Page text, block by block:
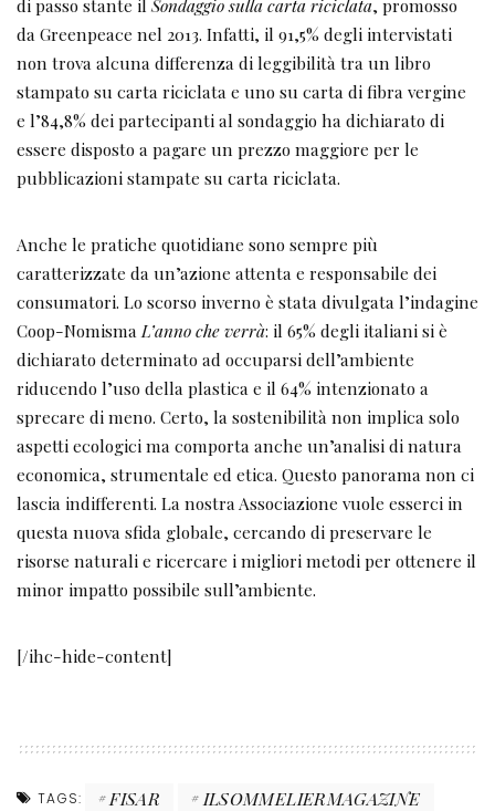
di passo stante ilSondaggiosulla carta riciclata, promosso
da Greenpeace nel 2013. Infatti, il 91,5% degli intervistati
non trova alcuna differenza di leggibilità tra un libro
stampato su carta riciclata e uno su carta di fibra vergine
e l’84,8% dei partecipanti al sondaggio ha dichiarato di
essere disposto a pagare un prezzo maggiore per le
pubblicazioni stampate su carta riciclata.
Anche le pratiche quotidiane sono sempre più
caratterizzate da un’azione attenta e responsabile dei
consumatori. Lo scorso inverno è stata divulgata l’indagine
Coop-NomismaL’anno che verrà: il 65% degli italiani si è
dichiarato determinato ad occuparsi dell’ambiente
riducendo l’uso della plastica e il 64% intenzionato a
sprecare di meno. Certo, la sostenibilità non implica solo
aspetti ecologici ma comporta anche un’analisi di natura
economica, strumentale ed etica. Questo panorama non ci
lascia indifferenti. La nostra Associazione vuole esserci in
questa nuova sfida globale, cercando di preservare le
risorse naturali e ricercare i migliori metodi per ottenere il
minor impatto possibile sull’ambiente.
[/ihc-hide-content]
TAGS: FISAR
ILSOMMELIERMAGAZINE